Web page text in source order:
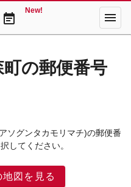
event_note
New! menu
の郵便番号
ソグンタカモリマチ)の郵便番
してください。
図を見る